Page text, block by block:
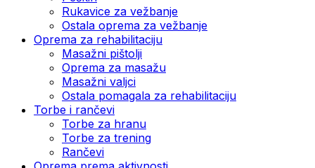
Rukavice za vežbanje
Ostala oprema za vežbanje
Oprema za rehabilitaciju
Masažni pištolji
Oprema za masažu
Masažni valjci
Ostala pomagala za rehabilitaciju
Torbe i rančevi
Torbe za hranu
Torbe za trening
Rančevi